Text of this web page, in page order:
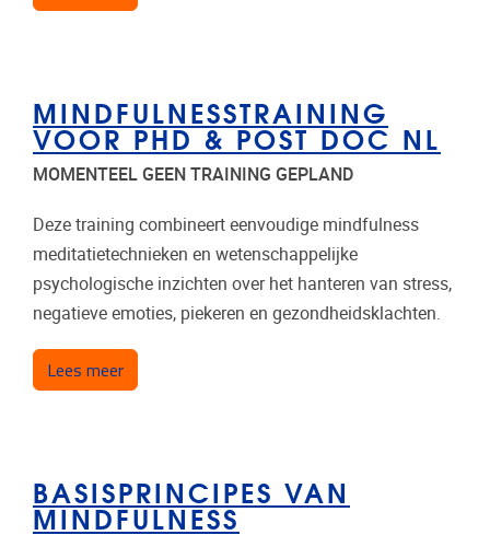
MINDFULNESSTRAINING
VOOR PHD & POST DOC NL
MOMENTEEL GEEN TRAINING GEPLAND
Deze training combineert eenvoudige mindfulness
meditatietechnieken en wetenschappelijke
psychologische inzichten over het hanteren van stress,
negatieve emoties, piekeren en gezondheidsklachten.
Lees meerover Mindfulnesstraining voor PHD & post doc
BASISPRINCIPES VAN
MINDFULNESS